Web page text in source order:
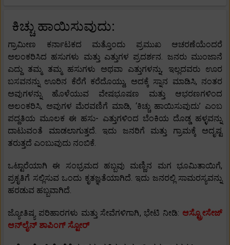
ಕಿಚ್ಚು ಹಾಯಿಸುವುದು:
ಗ್ರಾಮೀಣ ಕರ್ನಾಟಕದ ಮತ್ತೊಂದು ಪ್ರಮುಖ ಆಚರಣೆಯೆಂದರೆ
ಅಲಂಕರಿಸಿದ ಹಸುಗಳು ಮತ್ತು ಎತ್ತುಗಳ ಪ್ರದರ್ಶನ. ಜನರು ಮುಂಜಾನೆ
ಎದ್ದು ತಮ್ಮ ತಮ್ಮ ಹಸುಗಳು ಅಥವಾ ಎತ್ತುಗಳನ್ನು, ಇಲ್ಲದವರು ಊರ
ಬಸವನನ್ನು ಊರಿನ ಕೆರೆಗೆ ಕರೆದೊಯ್ದು, ಅದಕ್ಕೆ ಸ್ನಾನ ಮಾಡಿಸಿ, ನಂತರ
ಅವುಗಳನ್ನು ಹೊಳೆಯುವ ವೇಷಭೂಷಣ ಮತ್ತು ಆಭರಣಗಳಿಂದ
ಅಲಂಕರಿಸಿ, ಅವುಗಳ ಮೆರವಣಿಗೆ ಮಾಡಿ, ‘ಕಿಚ್ಚು ಹಾಯಿಸುವುದು’ ಎಂಬ
ಪದ್ದತಿಯ ಮೂಲಕ ಈ ಹಸು- ಎತ್ತುಗಳಿಂದ ಬೆಂಕಿಯ ದೊಡ್ಡ ಹಳ್ಳವನ್ನು
ದಾಟುವಂತೆ ಮಾಡಲಾಗುತ್ತದೆ. ಇದು ಜನರಿಗೆ ಮತ್ತು ಗ್ರಾಮಕ್ಕೆ ಅದೃಷ್ಟ
ತರುತ್ತದೆ ಎಂಬುವುದು ನಂಬಿಕೆ.
ಒಟ್ಟಾರೆಯಾಗಿ ಈ ಸಂಭ್ರಮದ ಹಬ್ಬವು ಮಣ್ಣಿನ ಮಗ ಭೂಮಿತಾಯಿಗೆ,
ಪ್ರಕೃತಿಗೆ ಸಲ್ಲಿಸುವ ಒಂದು ಕೃತಜ್ಞತೆಯಾಗಿದೆ. ಇದು ಜನರಲ್ಲಿ ಸಾಮರಸ್ಯವನ್ನು
ಹರಡುವ ಹಬ್ಬವಾಗಿದೆ.
ಜ್ಯೋತಿಷ್ಯ ಪರಿಹಾರಗಳು ಮತ್ತು ಸೇವೆಗಳಿಗಾಗಿ, ಭೇಟಿ ನೀಡಿ: ಆಸ್ಟ್ರೋಸೇಜ್
ಆನ್‌ಲೈನ್ ಶಾಪಿಂಗ್ ಸ್ಟೋರ್